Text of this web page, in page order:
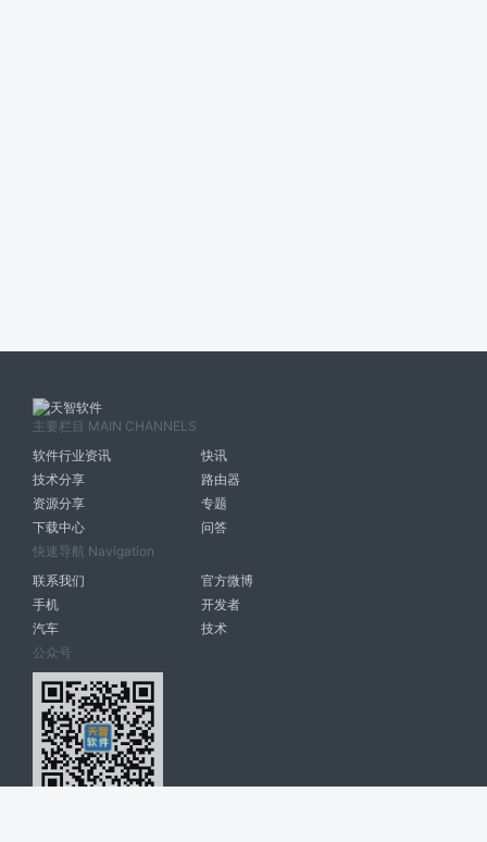
主要栏目 MAIN CHANNELS
软件行业资讯
快讯
技术分享
路由器
资源分享
专题
下载中心
问答
快速导航 Navigation
联系我们
官方微博
手机
开发者
汽车
技术
公众号